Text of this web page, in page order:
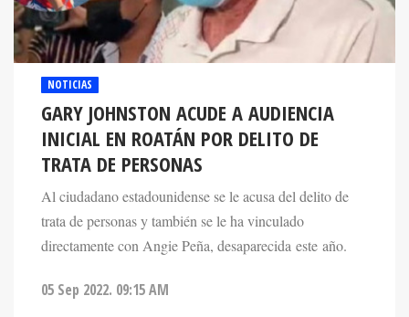
NOTICIAS
GARY JOHNSTON ACUDE A AUDIENCIA
INICIAL EN ROATÁN POR DELITO DE
TRATA DE PERSONAS
Al ciudadano estadounidense se le acusa del delito de
trata de personas y también se le ha vinculado
directamente con Angie Peña, desaparecida este año.
05 Sep 2022. 09:15 AM